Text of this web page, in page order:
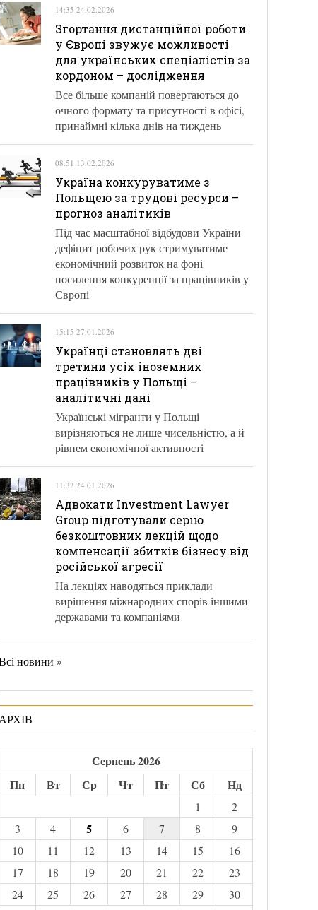
14:35 24.02.2026
Згортання дистанційної роботи
у Європі звужує можливості
для українських спеціалістів за
кордоном – дослідження
Все більше компаній повертаються до
очного формату та присутності в офісі,
принаймні кілька днів на тиждень
08:51 13.02.2026
Україна конкуруватиме з
Польщею за трудові ресурси –
прогноз аналітиків
Під час масштабної відбудови України
дефіцит робочих рук стримуватиме
економічний розвиток на фоні
посилення конкуренції за працівників у
Європі
15:15 27.01.2026
Українці становлять дві
третини усіх іноземних
працівників у Польщі –
аналітичні дані
Українські мігранти у Польщі
вирізняються не лише чисельністю, а й
рівнем економічної активності
11:32 24.01.2026
Адвокати Investment Lawyer
Group підготували серію
безкоштовних лекцій щодо
компенсації збитків бізнесу від
російської агресії
На лекціях наводяться приклади
вирішення міжнародних спорів іншими
державами та компаніями
новини »
АРХІВ
Серпень 2026
Пн
Вт Ср Чт Пт Сб Нд
1
2
3
4 5 6 7 8
9
10
11 12 13 14 15
16
17
18 19 20 21 22
23
24
25 26 27 28 29
30